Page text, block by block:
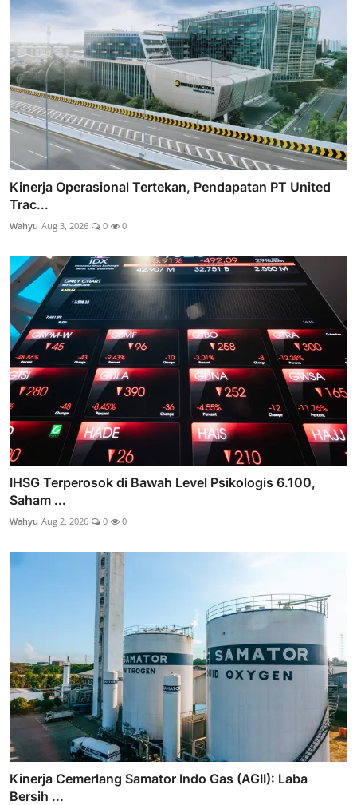
Kinerja Operasional Tertekan, Pendapatan PT United
Trac...
Wahyu Aug 3, 2026 0 0
IHSG Terperosok di Bawah Level Psikologis 6.100,
Saham ...
Wahyu Aug 2, 2026 0 0
Kinerja Cemerlang Samator Indo Gas (AGII): Laba
Bersih ...